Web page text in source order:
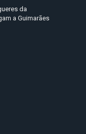
da
a Guimarães